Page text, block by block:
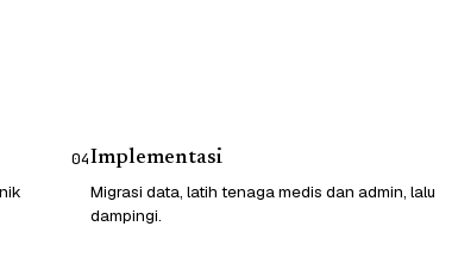
04Implementasi
Migrasi data, latih tenaga medis dan admin, lalu
dampingi.